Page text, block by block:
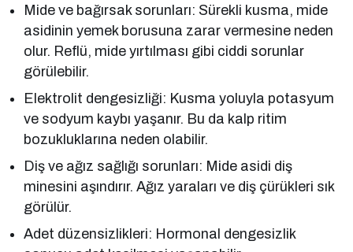
Mide ve bağırsak sorunları: Sürekli kusma, mide
asidinin yemek borusuna zarar vermesine neden
olur. Reflü, mide yırtılması gibi ciddi sorunlar
görülebilir.
Elektrolit dengesizliği: Kusma yoluyla potasyum
ve sodyum kaybı yaşanır. Bu da kalp ritim
bozukluklarına neden olabilir.
Diş ve ağız sağlığı sorunları: Mide asidi diş
minesini aşındırır. Ağız yaraları ve diş çürükleri sık
görülür.
Adet düzensizlikleri: Hormonal dengesizlik